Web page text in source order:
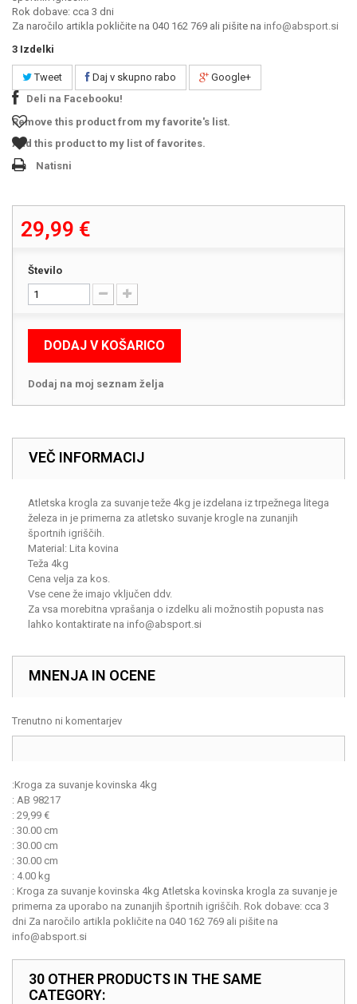
Rok dobave: cca 3 dni
Za naročilo artikla pokličite na 040 162 769 ali pišite na info@absport.si
3 Izdelki
Tweet Daj v skupno rabo
Google+
Deli na Facebooku!
Remove this product from my favorite's list.
Add this product to my list of favorites.
Natisni
29,99 €
Število
DODAJ V KOŠARICO
Dodaj na moj seznam želja
VEČ INFORMACIJ
Atletska krogla za suvanje teže 4kg je izdelana iz trpežnega litega
železa in je primerna za atletsko suvanje krogle na zunanjih
športnih igriščih.
Material: Lita kovina
Teža 4kg
Cena velja za kos.
Vse cene že imajo vključen ddv.
Za vsa morebitna vprašanja o izdelku ali možnostih popusta nas
lahko kontaktirate na info@absport.si
MNENJA IN OCENE
Trenutno ni komentarjev
:Kroga za suvanje kovinska 4kg
: AB 98217
: 29,99 €
: 30.00 cm
: 30.00 cm
: 30.00 cm
: 4.00 kg
: Kroga za suvanje kovinska 4kg Atletska kovinska krogla za suvanje je
primerna za uporabo na zunanjih športnih igriščih. Rok dobave: cca 3
dni Za naročilo artikla pokličite na 040 162 769 ali pišite na
info@absport.si
30 OTHER PRODUCTS IN THE SAME
CATEGORY: